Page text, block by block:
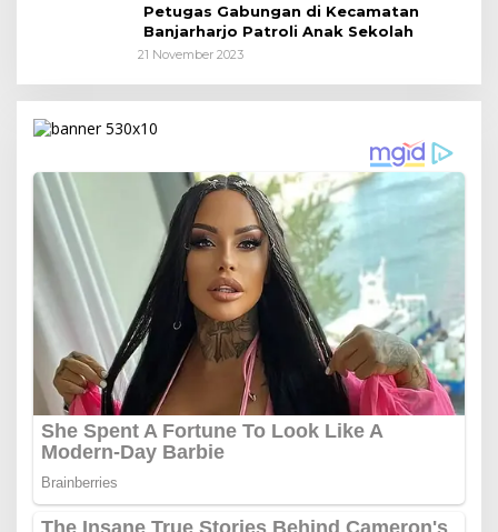
Petugas Gabungan di Kecamatan
Banjarharjo Patroli Anak Sekolah
21 November 2023